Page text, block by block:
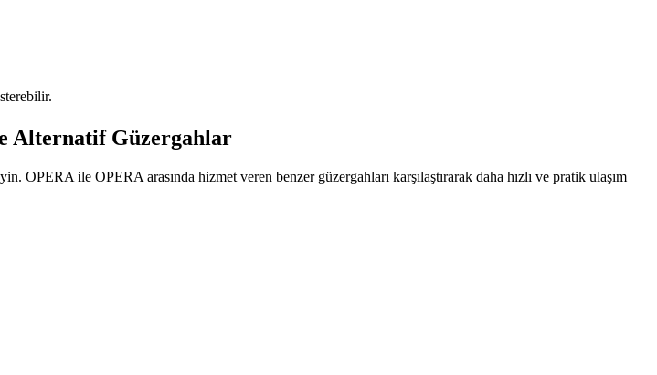
Alternatif Güzergahlar
OPERA ile OPERA arasında hizmet veren benzer güzergahları karşılaştırarak daha hızlı ve pratik ulaşım